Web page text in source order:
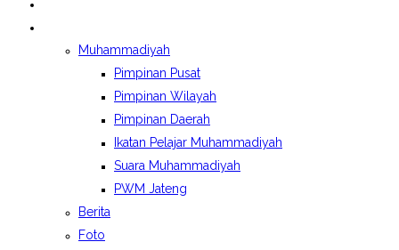
Muhammadiyah
Pimpinan Pusat
Pimpinan Wilayah
Pimpinan Daerah
Ikatan Pelajar Muhammadiyah
Suara Muhammadiyah
PWM Jateng
Berita
Foto